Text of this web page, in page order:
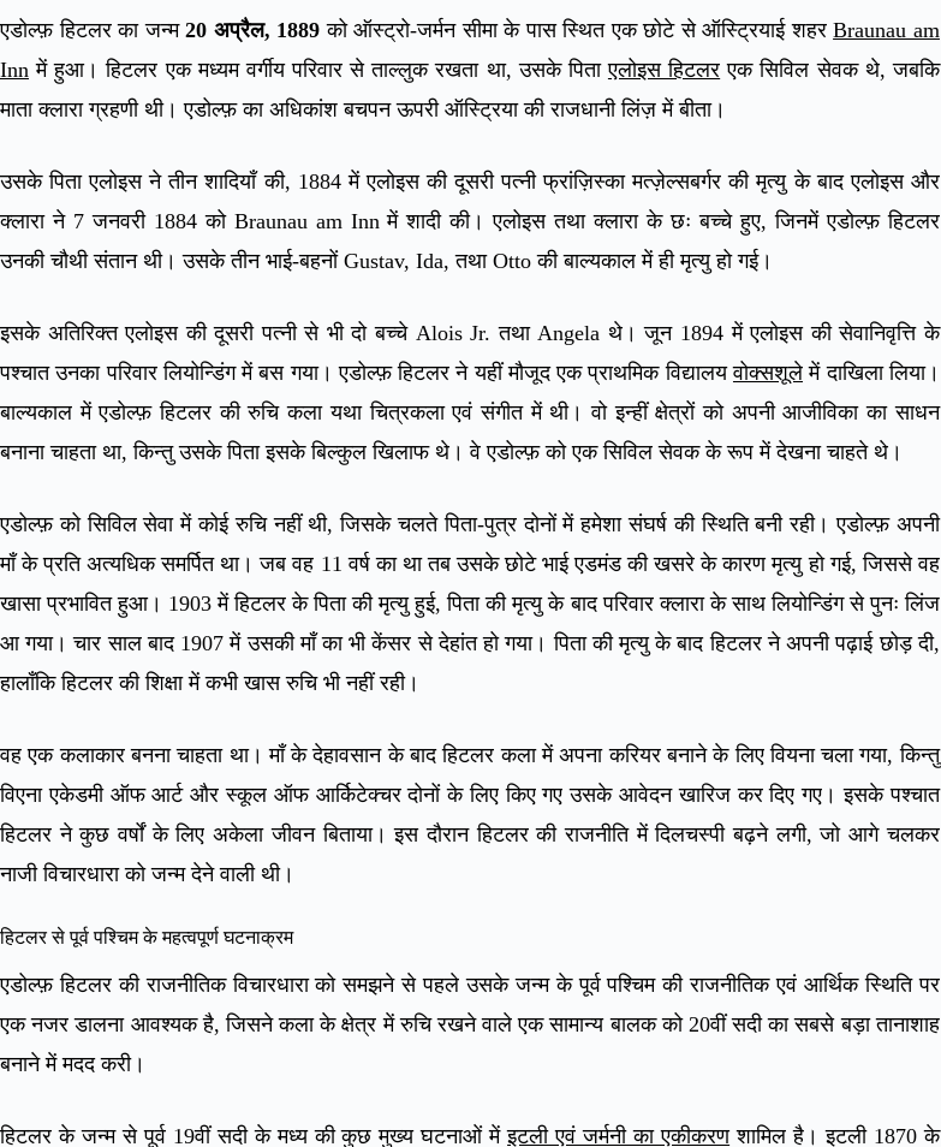
एडोल्फ़ हिटलर का जन्म20 अप्रैल, 1889 को ऑस्ट्रो-जर्मन सीमा के पास स्थित एक छोटे से ऑस्ट्रियाई शहरBraunau am
Inn में हुआ। हिटलर एक मध्यम वर्गीय परिवार से ताल्लुक रखता था, उसके पिताएलोइस हिटलर एक सिविल सेवक थे, जबकि
माता क्लारा ग्रहणी थी। एडोल्फ़ का अधिकांश बचपन ऊपरी ऑस्ट्रिया की राजधानी लिंज़ में बीता।
उसके पिता एलोइस ने तीन शादियाँ की, 1884 में एलोइस की दूसरी पत्नी फ्रांज़िस्का मत्ज़ेल्सबर्गर की मृत्यु के बाद एलोइस और
क्लारा ने 7 जनवरी 1884 को Braunau am Inn में शादी की। एलोइस तथा क्लारा के छः बच्चे हुए, जिनमें एडोल्फ़ हिटलर
उनकी चौथी संतान थी। उसके तीन भाई-बहनों Gustav, Ida, तथा Otto की बाल्यकाल में ही मृत्यु हो गई।
इसके अतिरिक्त एलोइस की दूसरी पत्नी से भी दो बच्चे Alois Jr. तथा Angela थे। जून 1894 में एलोइस की सेवानिवृत्ति के
पश्चात उनका परिवार लियोन्डिंग में बस गया। एडोल्फ़ हिटलर ने यहीं मौजूद एक प्राथमिक विद्यालयवोक्सशूलेमें दाखिला लिया।
बाल्यकाल में एडोल्फ़ हिटलर की रुचि कला यथा चित्रकला एवं संगीत में थी। वो इन्हीं क्षेत्रों को अपनी आजीविका का साधन
बनाना चाहता था, किन्तु उसके पिता इसके बिल्कुल खिलाफ थे। वे एडोल्फ़ को एक सिविल सेवक के रूप में देखना चाहते थे।
एडोल्फ़ को सिविल सेवा में कोई रुचि नहीं थी, जिसके चलते पिता-पुत्र दोनों में हमेशा संघर्ष की स्थिति बनी रही। एडोल्फ़ अपनी
माँ के प्रति अत्यधिक समर्पित था। जब वह 11 वर्ष का था तब उसके छोटे भाई एडमंड की खसरे के कारण मृत्यु हो गई, जिससे वह
खासा प्रभावित हुआ। 1903 में हिटलर के पिता की मृत्यु हुई, पिता की मृत्यु के बाद परिवार क्लारा के साथ लियोन्डिंग से पुनः लिंज
आ गया। चार साल बाद 1907 में उसकी माँ का भी केंसर से देहांत हो गया। पिता की मृत्यु के बाद हिटलर ने अपनी पढ़ाई छोड़ दी,
हालाँकि हिटलर की शिक्षा में कभी खास रुचि भी नहीं रही।
वह एक कलाकार बनना चाहता था। माँ के देहावसान के बाद हिटलर कला में अपना करियर बनाने के लिए वियना चला गया, किन्तु
विएना एकेडमी ऑफ आर्ट और स्कूल ऑफ आर्किटेक्चर दोनों के लिए किए गए उसके आवेदन खारिज कर दिए गए। इसके पश्चात
हिटलर ने कुछ वर्षों के लिए अकेला जीवन बिताया। इस दौरान हिटलर की राजनीति में दिलचस्पी बढ़ने लगी, जो आगे चलकर
नाजी विचारधारा को जन्म देने वाली थी।
हिटलर से पूर्व पश्चिम के महत्वपूर्ण घटनाक्रम
एडोल्फ़ हिटलर की राजनीतिक विचारधारा को समझने से पहले उसके जन्म के पूर्व पश्चिम की राजनीतिक एवं आर्थिक स्थिति पर
एक नजर डालना आवश्यक है, जिसने कला के क्षेत्र में रुचि रखने वाले एक सामान्य बालक को 20वीं सदी का सबसे बड़ा तानाशाह
बनाने में मदद करी।
हिटलर के जन्म से पूर्व 19वीं सदी के मध्य की कुछ मुख्य घटनाओं मेंइटली एवं जर्मनी का एकीकरणशामिल है। इटली 1870 के